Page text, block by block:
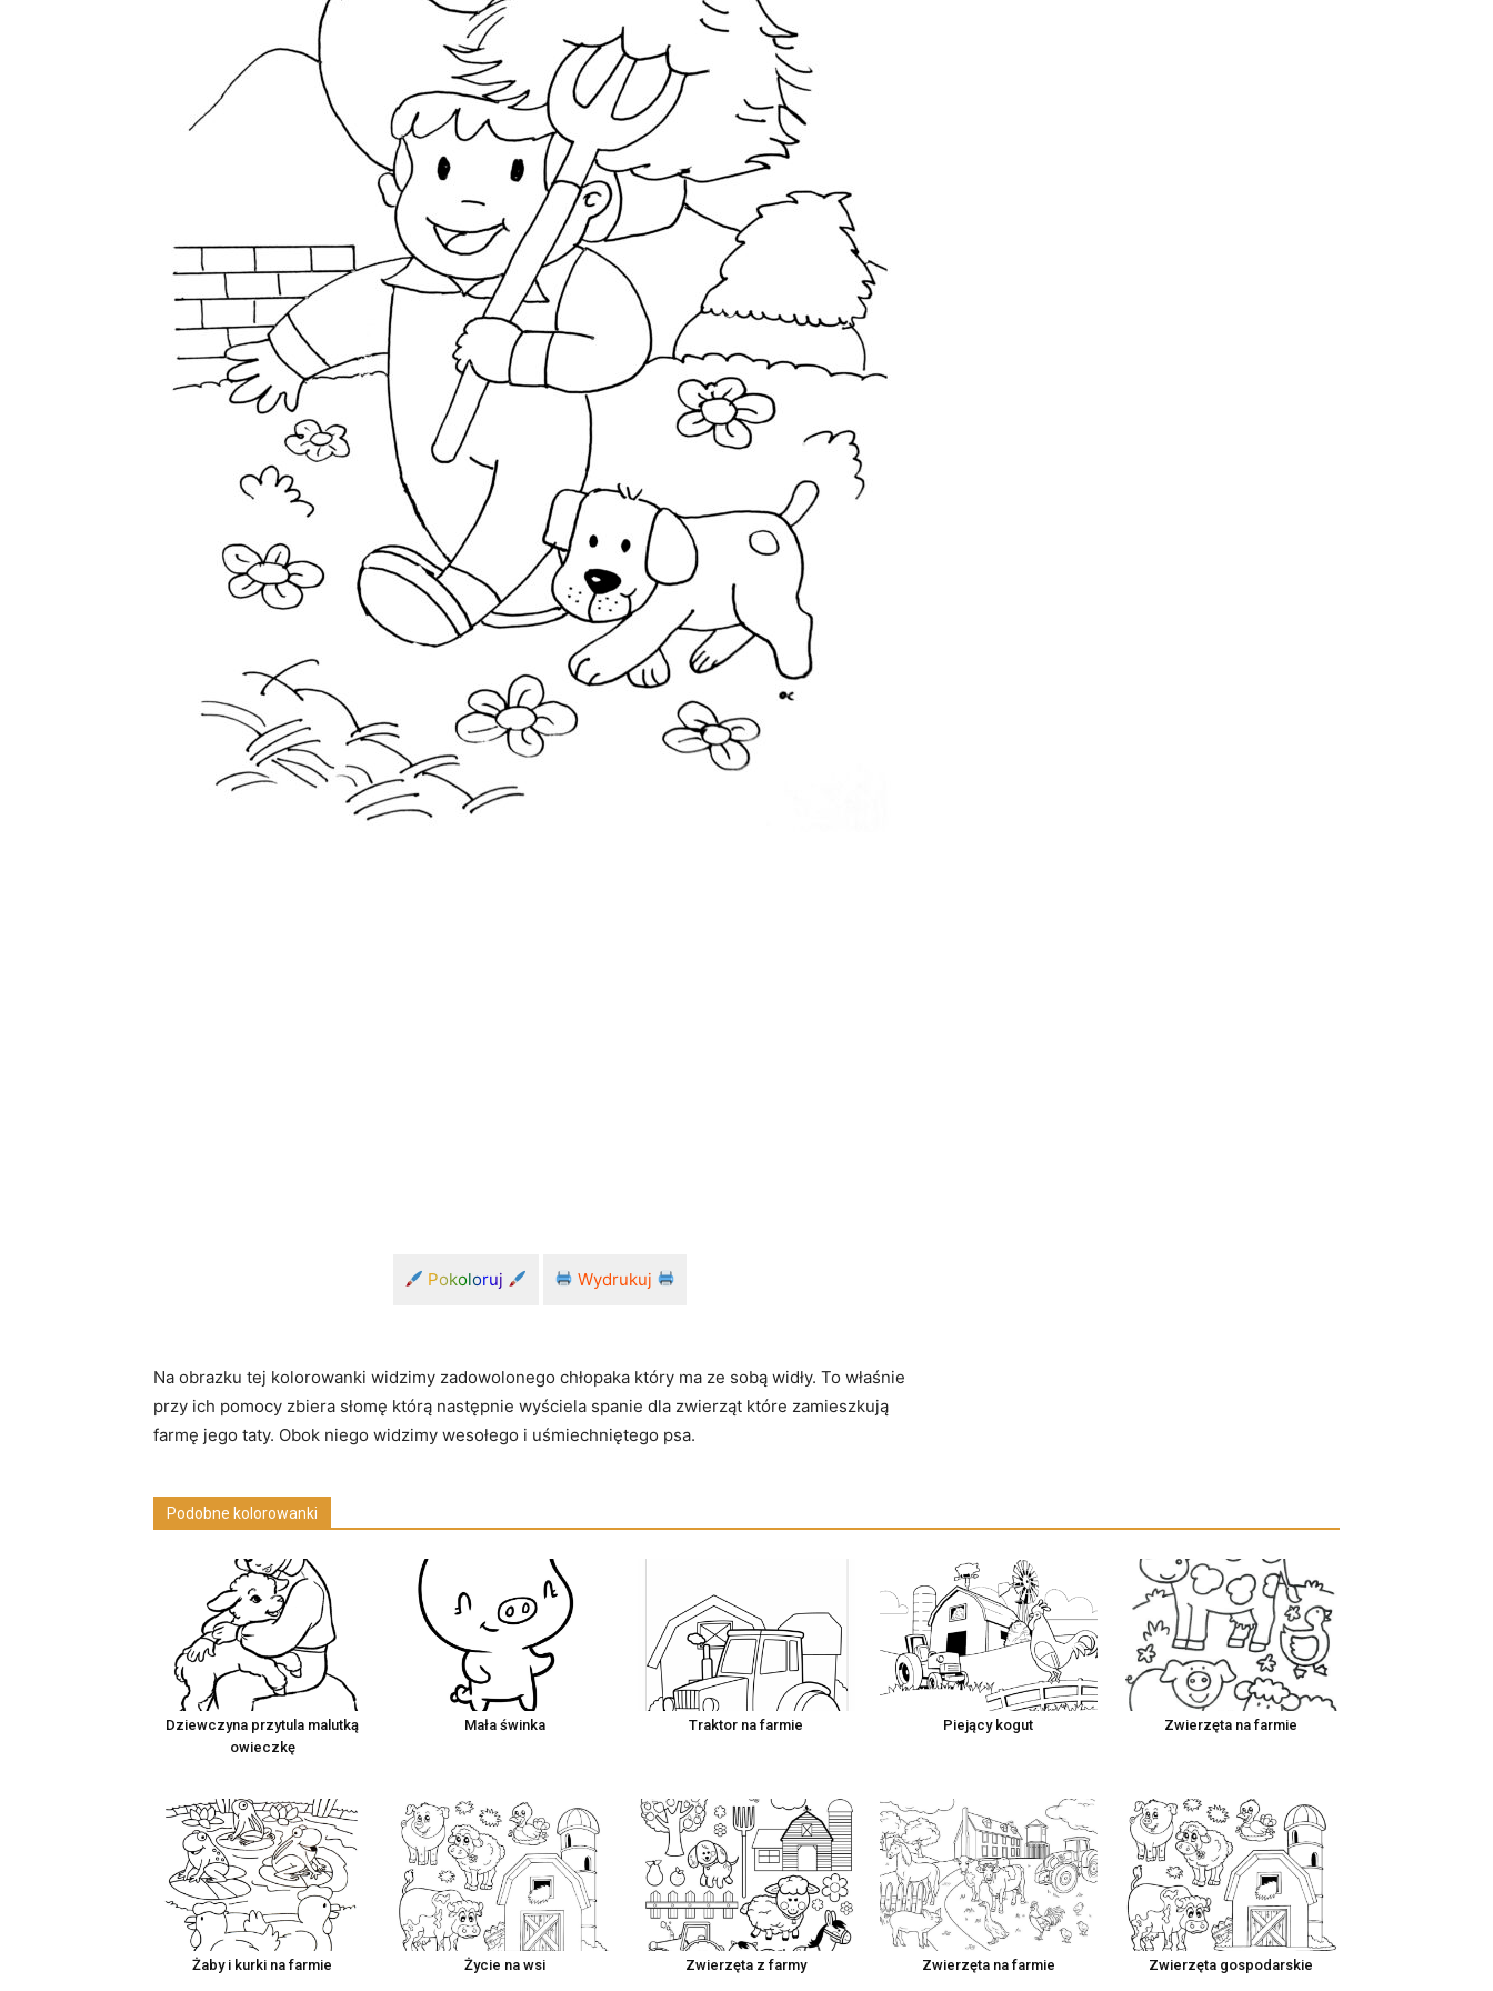
Pokoloruj Wydrukuj
Na obrazku tej kolorowanki widzimy zadowolonego chłopaka który ma ze sobą widły. To właśnie
przy ich pomocy zbiera słomę którą następnie wyściela spanie dla zwierząt które zamieszkują
farmę jego taty. Obok niego widzimy wesołego i uśmiechniętego psa.
Podobne kolorowanki
Dziewczyna przytula malutką
owieczkę
Mała świnka Traktor na farmie Piejący kogut Zwierzęta na farmie
Żaby i kurki na farmie Życie na wsi Zwierzęta z farmy Zwierzęta na farmie Zwierzęta gospodarskie